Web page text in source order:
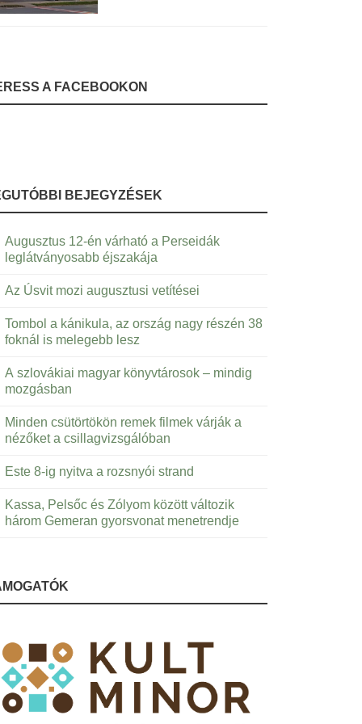
A FACEBOOKON
BEJEGYZÉSEK
Augusztus 12-én várható a Perseidák
leglátványosabb éjszakája
Az Úsvit mozi augusztusi vetítései
Tombol a kánikula, az ország nagy részén 38
foknál is melegebb lesz
A szlovákiai magyar könyvtárosok – mindig
mozgásban
Minden csütörtökön remek filmek várják a
nézőket a csillagvizsgálóban
Este 8-ig nyitva a rozsnyói strand
Kassa, Pelsőc és Zólyom között változik
három Gemeran gyorsvonat menetrendje